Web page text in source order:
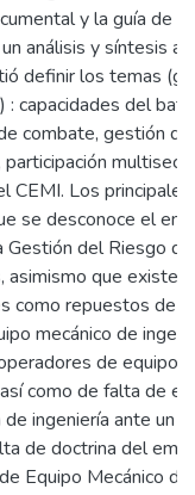
y la guía de
análisis y síntesis
definir los temas
: capacidades del
combate, gestión
CEMI. Los
se desconoce el
Gestión del Riesgo de
que existen
como repuestos de
mecánico de
de equipo
como de falta de
de ingeniería ante un
de doctrina del
Equipo Mecánico